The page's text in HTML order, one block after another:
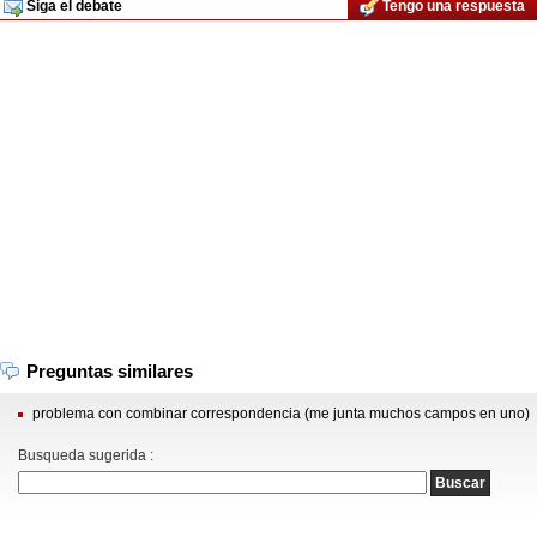
Siga el debate Tengo una respuesta
Preguntas similares
problema con combinar correspondencia (me junta muchos campos en uno)
Busqueda sugerida :